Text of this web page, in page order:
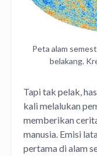
Peta alam
belakang.
Tapi tak pelak,
kali melalukan
memberikan
manusia. Emisi
pertama di alam